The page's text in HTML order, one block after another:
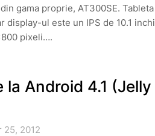
gama proprie, AT300SE. Tableta
display-ul este un IPS de 10.1 inchi
pixeli….
la Android 4.1 (Jelly
25, 2012